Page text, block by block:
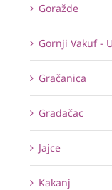
Goražde
Gornji Vakuf -
Gračanica
Gradačac
Jajce
Kakanj